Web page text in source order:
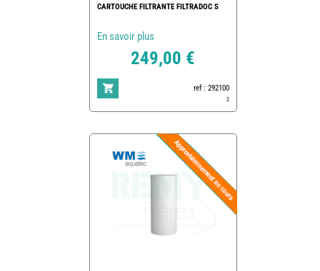
CARTOUCHE FILTRANTE FILTRADOC S
En savoir plus
249,00 €
ref : 292100
2